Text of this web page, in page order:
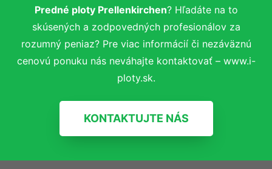
Predné ploty Prellenkirchen? Hľadáte na to
skúsených a zodpovedných profesionálov za
rozumný peniaz? Pre viac informácií či nezáväznú
cenovú ponuku nás neváhajte kontaktovať – www.i-
ploty.sk.
KONTAKTUJTE NÁS